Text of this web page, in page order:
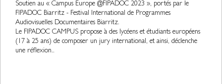
Soutien au « Campus Europe @FIPADOC 2023 », portés par le
FIPADOC Biarritz - Festival International de Programmes
Audiovisuelles Documentaires Biarritz.
Le FIPADOC CAMPUS propose à des lycéens et étudiants européens
(17 à 25 ans) de composer un jury international, et ainsi, déclenche
une réflexion..